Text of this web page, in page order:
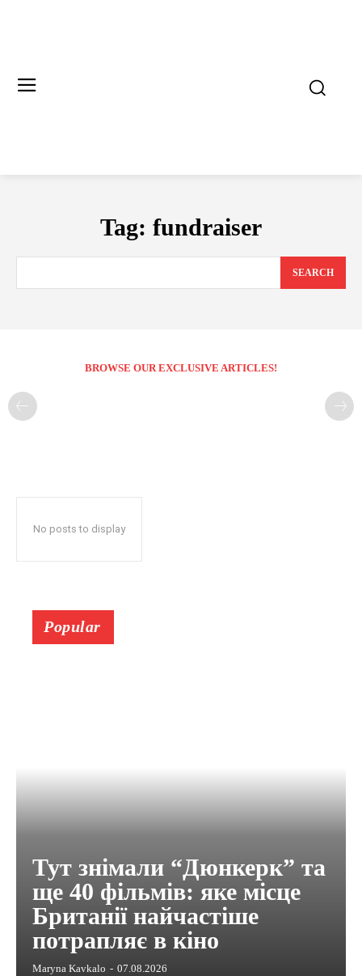
Tag: fundraiser
SEARCH
BROWSE OUR EXCLUSIVE ARTICLES!
No posts to display
Popular
Тут знімали “Дюнкерк” та
ще 40 фільмів: яке місце
Британії найчастіше
потрапляє в кіно
Maryna Kavkalo - 07.08.2026